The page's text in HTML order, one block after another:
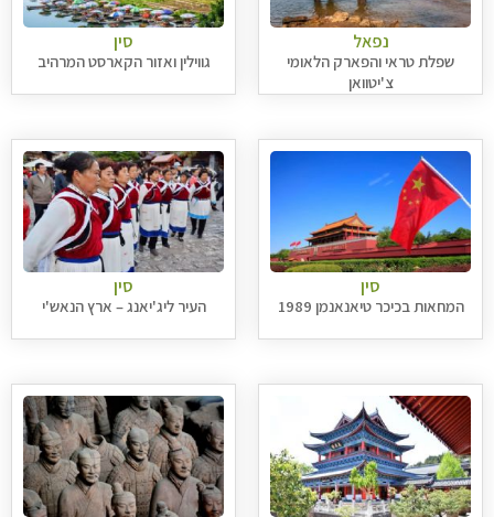
נפאל
שפלת טראי והפארק הלאומי
צ'יטוואן
סין
גווילין ואזור הקארסט המרהיב
סין
המחאות בכיכר טיאנאנמן 1989
סין
העיר ליג'יאנג – ארץ הנאש'י